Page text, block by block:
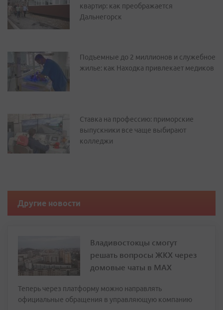
квартир: как преображается
Дальнегорск
Подъемные до 2 миллионов и служебное
жилье: как Находка привлекает медиков
Ставка на профессию: приморские
выпускники все чаще выбирают
колледжи
Другие новости
Владивостокцы смогут
решать вопросы ЖКХ через
домовые чаты в МАХ
Теперь через платформу можно направлять
официальные обращения в управляющую компанию